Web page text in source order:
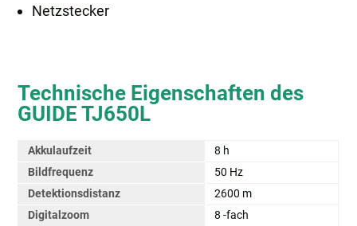
Netzstecker
Technische Eigenschaften des
GUIDE TJ650L
Akkulaufzeit
8 h
Bildfrequenz
50 Hz
Detektionsdistanz
2600 m
Digitalzoom
8 -fach